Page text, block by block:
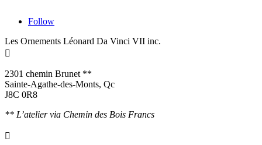
Follow
Les Ornements Léonard Da Vinci VII inc.

2301 chemin Brunet **
Sainte-Agathe-des-Monts, Qc
J8C 0R8
** L’atelier via Chemin des Bois Francs
